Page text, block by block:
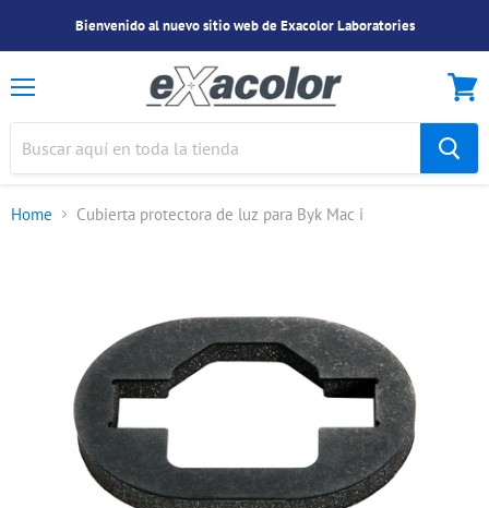
Bienvenido al nuevo sitio web de Exacolor Laboratories
Home Cubierta protectora de luz para Byk Mac i